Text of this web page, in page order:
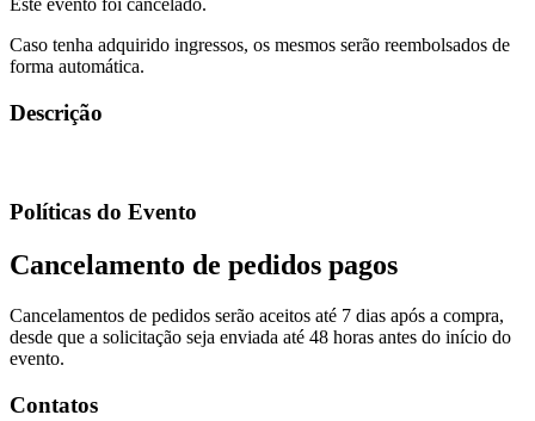
Este evento foi cancelado.
Caso tenha adquirido ingressos, os mesmos serão reembolsados de
forma automática.
Descrição
Políticas do Evento
Cancelamento de pedidos pagos
Cancelamentos de pedidos serão aceitos até 7 dias após a compra,
desde que a solicitação seja enviada até 48 horas antes do início do
evento.
Contatos